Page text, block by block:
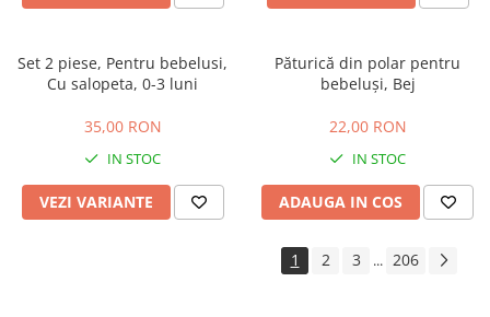
Set 2 piese, Pentru bebelusi,
Cu salopeta, 0-3 luni
35,00 RON
IN STOC
VEZI VARIANTE
Păturică din polar pentru
bebeluși, Bej
22,00 RON
IN STOC
ADAUGA IN COS
1 2 3 ... 206